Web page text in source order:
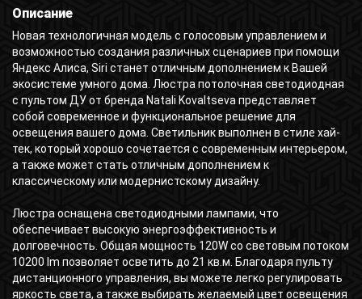
Описание
Новая технологичная модель с голосовым управлением и
возможностью создания различных сценариев при помощи
Яндекс Алиса, Siri станет отличным дополнением к Вашей
экосистеме умного дома. Люстра потолочная светодиодная
с пультом ДУ от бренда Natali Kovaltseva представляет
собой современное и функциональное решение для
освещения вашего дома. Светильник выполнен в стиле хай-
тек, который хорошо сочетается с современным интерьером,
а также может стать отличным дополнением к
классическому или модернистскому дизайну.
Люстра оснащена светодиодными лампами, что
обеспечивает высокую энергоэффективность и
долговечность. Общая мощность 120W со световым потоком
10200 lm позволяет осветить до 21 кв.м. Благодаря пульту
дистанционного управления, вы можете легко регулировать
яркость света, а также выбирать желаемый цвет освещения